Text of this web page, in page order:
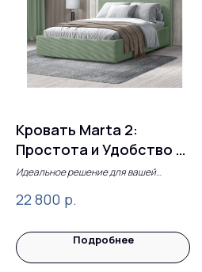
Кровать Marta 2:
Простота и Удобство в
Минималистичном
Идеальное решение для вашей
22 800 р.
Подробнее